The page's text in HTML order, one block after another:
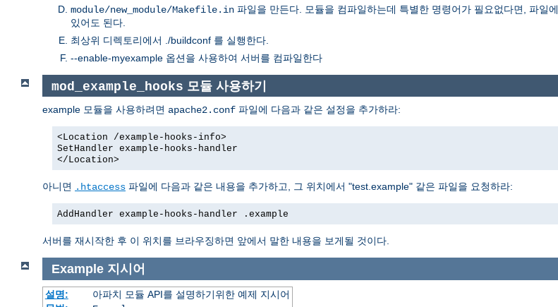
module/new_module/Makefile.in 파일을 만든다. 모듈을 컴파일하는데 특별한 명령어가 필요없다면, 파일에
있어도 된다.
최상위 디렉토리에서 ./buildconf 를 실행한다.
--enable-myexample 옵션을 사용하여 서버를 컴파일한다
mod_example_hooks 모듈 사용하기
example 모듈을 사용하려면 apache2.conf 파일에 다음과 같은 설정을 추가하라:
<Location /example-hooks-info>
SetHandler example-hooks-handler
</Location>
아니면 .htaccess 파일에 다음과 같은 내용을 추가하고, 그 위치에서 "test.example" 같은 파일을 요청하라:
AddHandler example-hooks-handler .example
서버를 재시작한 후 이 위치를 브라우징하면 앞에서 말한 내용을 보게될 것이다.
Example 지시어
설명:
아파치 모듈 API를 설명하기위한 예제 지시어